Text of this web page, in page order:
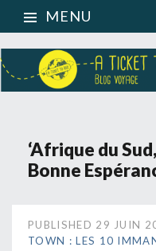
MENU
‘Afrique du
Bonne
PUBLISHED 29 JUIN
TOWN : LES 10